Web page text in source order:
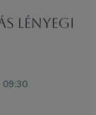
lényegi
09:30